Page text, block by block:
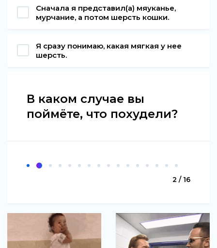
Сначала я представил(а) мяуканье,
мурчание, а потом шерсть кошки.
Я сразу понимаю, какая мягкая у нее
шерсть.
В каком случае вы
поймёте, что похудели?
2 / 16